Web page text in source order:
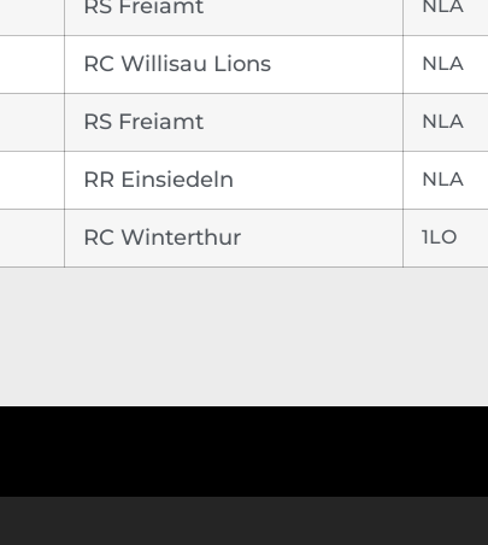
RS Freiamt NLA
RC Willisau Lions NLA
RS Freiamt NLA
RR Einsiedeln NLA
RC Winterthur 1LO